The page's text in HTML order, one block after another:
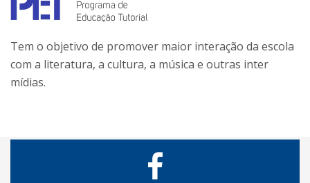
Tem o objetivo de promover maior interação da escola
com a literatura, a cultura, a música e outras inter
mídias.